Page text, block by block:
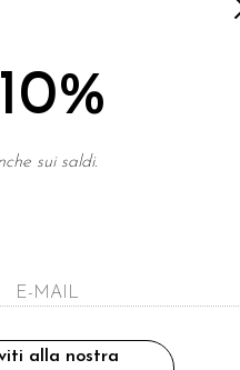
sui saldi.
alla nostra